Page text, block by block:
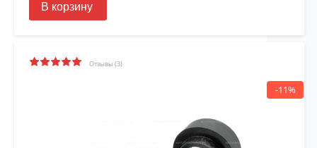
В корзину
Отзывы (3)
-11%